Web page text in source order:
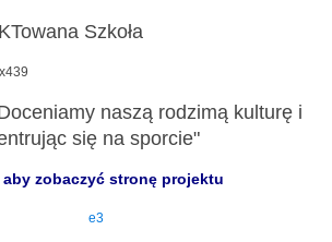
Szkoła
naszą rodzimą kulturę i
się na sporcie"
zobaczyć stronę projektu